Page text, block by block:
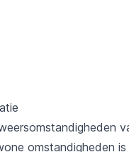
omstandigheden is